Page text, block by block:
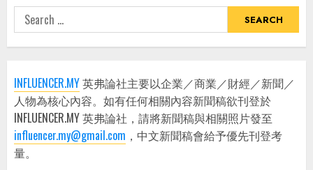
Search
for:
INFLUENCER.MY英弗論社主要以企業／商業／財經／新聞／
人物為核心內容。如有任何相關內容新聞稿欲刊登於
INFLUENCER.MY 英弗論社，請將新聞稿與相關照片發至
influencer.my@gmail.com ，中文新聞稿會給予優先刊登考
量。